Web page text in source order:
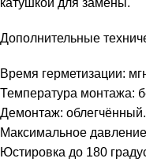
катушкой для замены.
Дополнительные
Время герметизации:
Температура монтажа:
Демонтаж: облегчённый.
Максимальное
Юстировка до 180